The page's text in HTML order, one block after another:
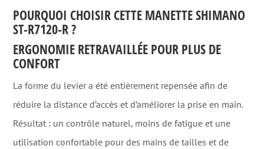
POURQUOI CHOISIR CETTE MANETTE SHIMANO
ST-R7120-R ?
ERGONOMIE RETRAVAILLÉE POUR PLUS DE
CONFORT
La forme du levier a été entièrement repensée afin de
réduire la distance d’accès et d’améliorer la prise en main.
Résultat : un contrôle naturel, moins de fatigue et une
utilisation confortable pour des mains de tailles et de